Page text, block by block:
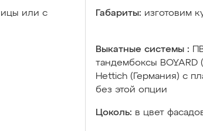
или с
Габариты: изготовим
Выкатные системы :
тандембоксы BOYARD
Hettich (Германия) с
без этой опции
Цоколь: в цвет